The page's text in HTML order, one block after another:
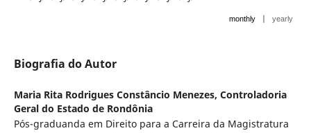
monthly | yearly
Biografia do Autor
Maria Rita Rodrigues Constâncio Menezes, Controladoria
Geral do Estado de Rondônia
Pós-graduanda em Direito para a Carreira da Magistratura